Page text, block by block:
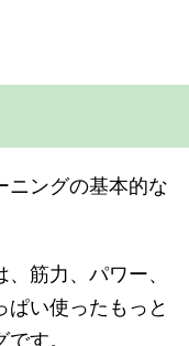
ニングの基本的な
筋力、パワー、
い使ったもっと
す。